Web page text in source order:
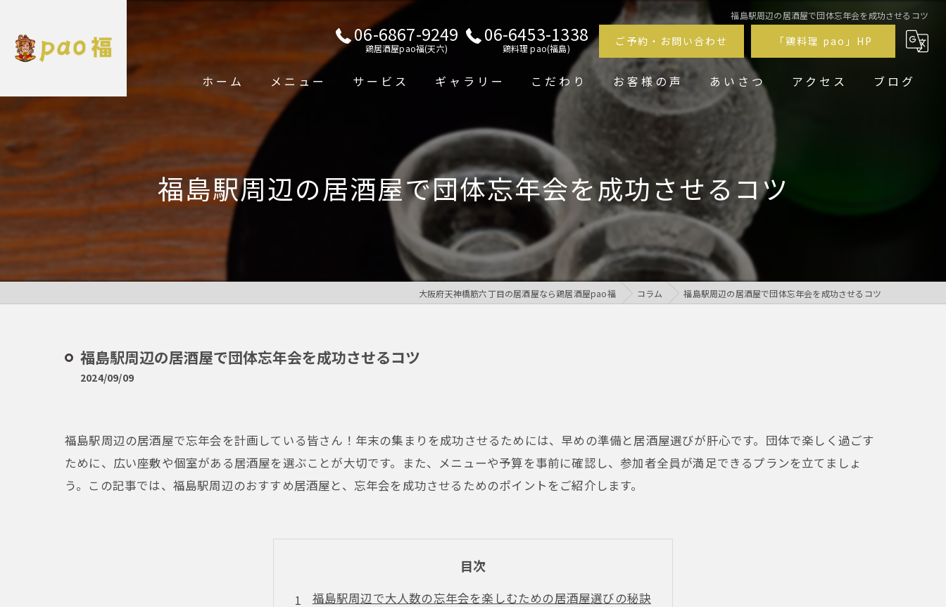
福島駅周辺の居酒屋で団体忘年会を成功させるコツ
06-6867-9249
鶏居酒屋pao福(天六)
06-6453-1338
鶏料理 pao(福島)
ご予約・お問い合わせ 「鶏料理 pao」HP
ホーム メニュー サービス ギャラリー こだわり お客様の声 あいさつ アクセス ブログ
福島駅周辺の居酒屋で団体忘年会を成功させるコツ
大阪府天神橋筋六丁目の居酒屋なら鶏居酒屋pao福 コラム 福島駅周辺の居酒屋で団体忘年会を成功させるコツ
福島駅周辺の居酒屋で団体忘年会を成功させるコツ
2024/09/09
福島駅周辺の居酒屋で忘年会を計画している皆さん！年末の集まりを成功させるためには、早めの準備と居酒屋選びが肝心です。団体で楽しく過ごす
ために、広い座敷や個室がある居酒屋を選ぶことが大切です。また、メニューや予算を事前に確認し、参加者全員が満足できるプランを立てましょ
う。この記事では、福島駅周辺のおすすめ居酒屋と、忘年会を成功させるためのポイントをご紹介します。
目次
福島駅周辺で大人数の忘年会を楽しむための居酒屋選びの秘訣